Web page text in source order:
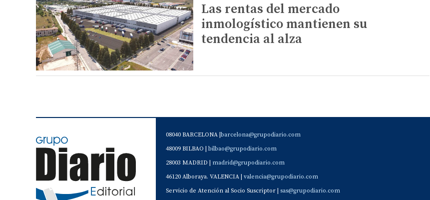
Las rentas del mercado
inmologístico mantienen su
tendencia al alza
08040 BARCELONA |barcelona@grupodiario.com
48009 BILBAO | bilbao@grupodiario.com
28003 MADRID | madrid@grupodiario.com
46120 Alboraya. VALENCIA | valencia@grupodiario.com
Servicio de Atención al Socio Suscriptor | sas@grupodiario.com